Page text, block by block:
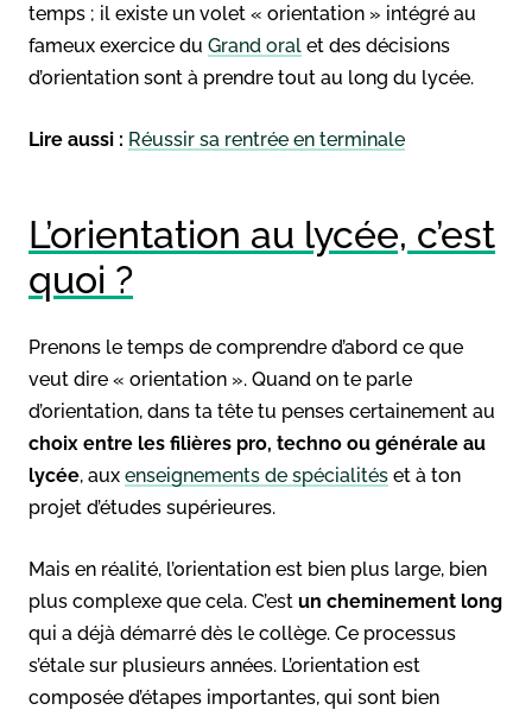
temps ; il existe un volet « orientation » intégré au
fameux exercice du Grand oral et des décisions
d’orientation sont à prendre tout au long du lycée.
Lire aussi : Réussir sa rentrée en terminale
L’orientation au lycée, c’est
quoi ?
Prenons le temps de comprendre d’abord ce que
veut dire « orientation ». Quand on te parle
d’orientation, dans ta tête tu penses certainement au
choix entre les filières pro, techno ou générale au
lycée, aux enseignements de spécialités et à ton
projet d’études supérieures.
Mais en réalité, l’orientation est bien plus large, bien
plus complexe que cela. C’est un cheminement long
qui a déjà démarré dès le collège. Ce processus
s’étale sur plusieurs années. L’orientation est
composée d’étapes importantes, qui sont bien